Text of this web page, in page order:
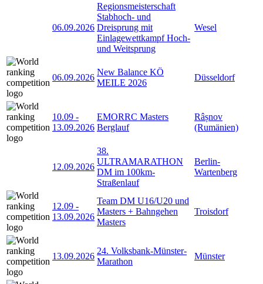
06.09.2026
Regionsmeisterschaft
Stabhoch- und
Dreisprung mit
Einlagewettkampf Hoch-
und Weitsprung
Wesel
06.09.2026
New Balance KÖ
MEILE 2026
Düsseldorf
10.09 -
13.09.2026
EMORRC Masters
Berglauf
Râșnov
(Rumänien)
12.09.2026
38.
ULTRAMARATHON
DM im 100km-
Straßenlauf
Berlin-
Wartenberg
12.09 -
13.09.2026
Team DM U16/U20 und
Masters + Bahngehen
Masters
Troisdorf
13.09.2026
24. Volksbank-Münster-
Marathon
Münster